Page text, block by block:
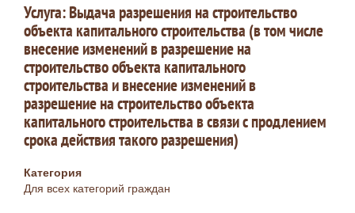
Услуга: Выдача разрешения на строительство
объекта капитального строительства (в том числе
внесение изменений в разрешение на
строительство объекта капитального
строительства и внесение изменений в
разрешение на строительство объекта
капитального строительства в связи с продлением
срока действия такого разрешения)
Категория
Для всех категорий граждан